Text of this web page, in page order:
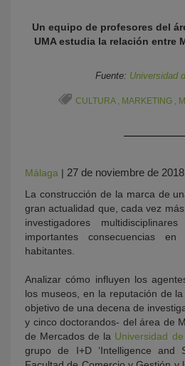
Un equipo de profesores del
UMA estudia la relación entre
Fuente: Universidad
CULTURA, MARKETING,
Málaga | 27 de noviembre de 2018
La construcción de la marca de
gran actualidad que, cada vez
investigadores
importantes consecuencias
habitantes.
Analizar cómo influyen los
los museos, en la reputación de
objetivo de una decena de
y cinco doctorandos- del área de
de Mercados de la Universidad
grupo de I+D ‘Intelligence and